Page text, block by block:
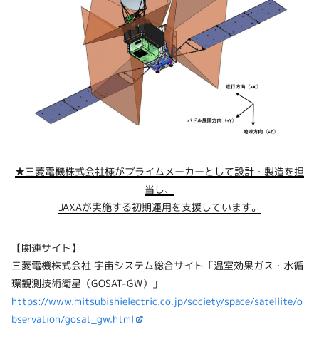
★三菱電機株式会社様がプライムメーカーとして設計・製造を担
当し、
JAXAが実施する初期運用を支援しています。
【関連サイト】
三菱電機株式会社 宇宙システム総合サイト「温室効果ガス・水循
環観測技術衛星（GOSAT-GW）」
https://www.mitsubishielectric.co.jp/society/space/satellite/o
bservation/gosat_gw.html